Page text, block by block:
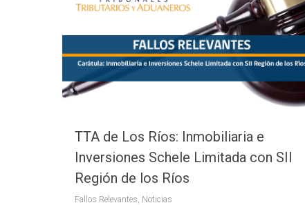
TTA de Los Ríos: Inmobiliaria e
Inversiones Schele Limitada con SII
Región de los Ríos
Fallos Relevantes, Noticias